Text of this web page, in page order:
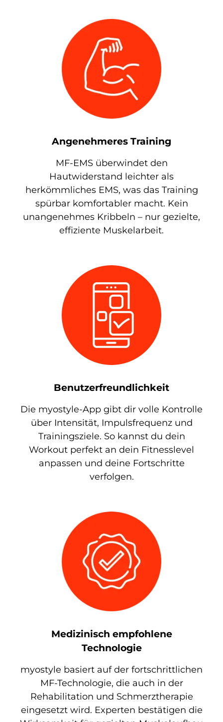
Angenehmeres Training
MF-EMS überwindet den
Hautwiderstand leichter als
herkömmliches EMS, was das Training
spürbar komfortabler macht. Kein
unangenehmes Kribbeln – nur gezielte,
effiziente Muskelarbeit.
Benutzerfreundlichkeit
Die myostyle-App gibt dir volle Kontrolle
über Intensität, Impulsfrequenz und
Trainingsziele. So kannst du dein
Workout perfekt an dein Fitnesslevel
anpassen und deine Fortschritte
verfolgen.
Medizinisch empfohlene
Technologie
myostyle basiert auf der fortschrittlichen
MF-Technologie, die auch in der
Rehabilitation und Schmerztherapie
eingesetzt wird. Experten bestätigen die